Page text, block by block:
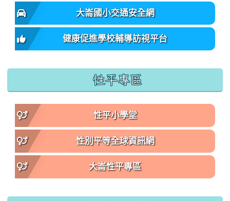
大崙國小交通安全網
健康促進學校輔導訪視平台
性平專區
性平小學堂
性別平等全球資訊網
大崙性平專區